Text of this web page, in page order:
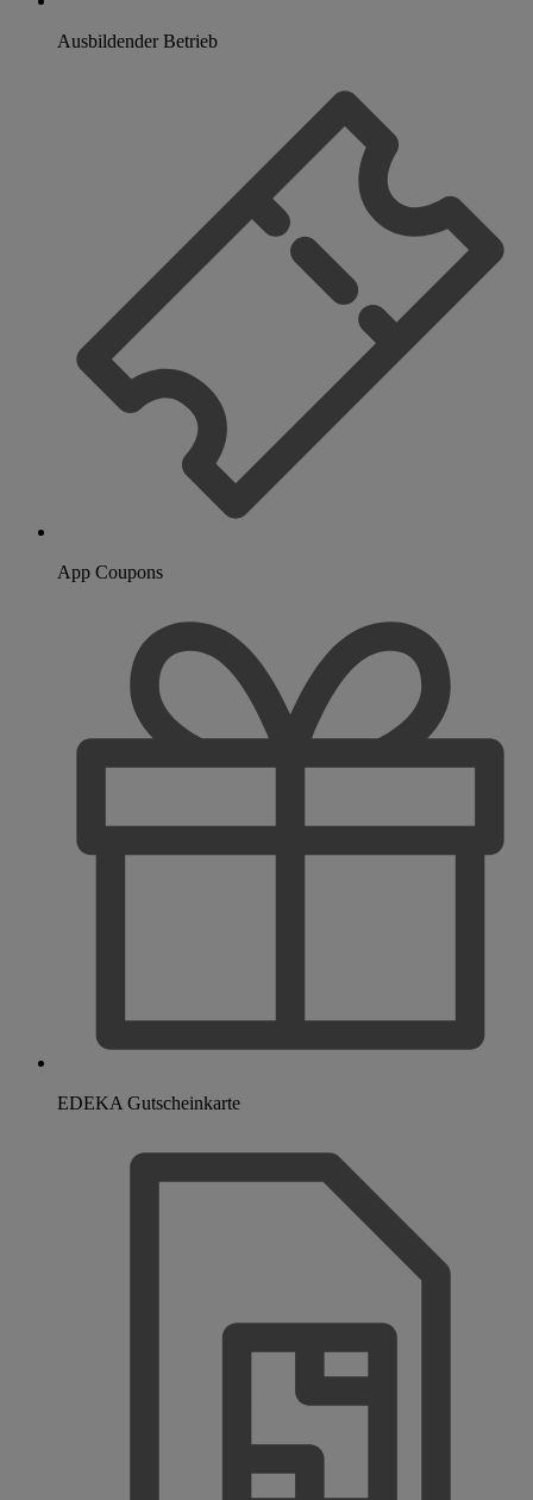
Ausbildender Betrieb
App Coupons
EDEKA Gutscheinkarte